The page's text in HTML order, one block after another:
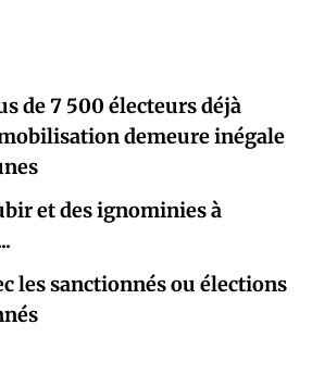
de 7 500 électeurs déjà
demeure inégale
et des ignominies à
doigt...
les sanctionnés ou élections